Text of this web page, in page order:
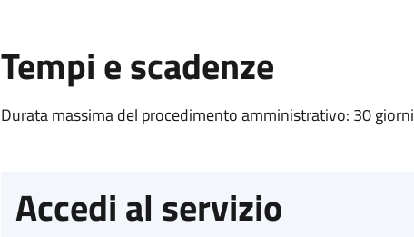
Tempi e scadenze
Durata massima del procedimento amministrativo: 30 giorni
Accedi al servizio